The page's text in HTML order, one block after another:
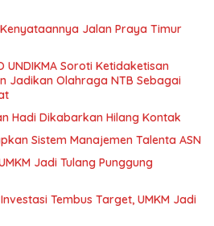
Jalan Praya Timur
UNDIKMA Soroti Ketidaketisan
Jadikan Olahraga NTB Sebagai
Hadi Dikabarkan Hilang Kontak
Sistem Manajemen Talenta ASN
Jadi Tulang Punggung
Tembus Target, UMKM Jadi